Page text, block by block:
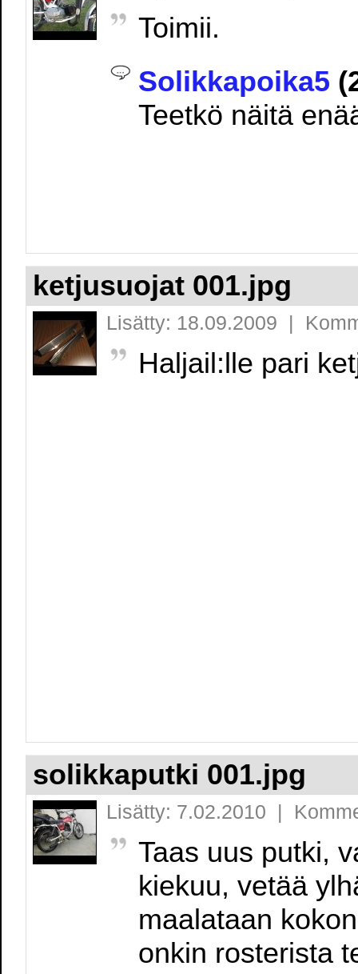
Toimii.
Solikkapoika5
Teetkö näitä
ketjusuojat 001.jpg
Lisätty: 18.09.2009 |
Haljail:lle pari
solikkaputki 001.jpg
Lisätty: 7.02.2010 |
Taas uus putki,
kiekuu, vetää
maalataan
onkin rosterista